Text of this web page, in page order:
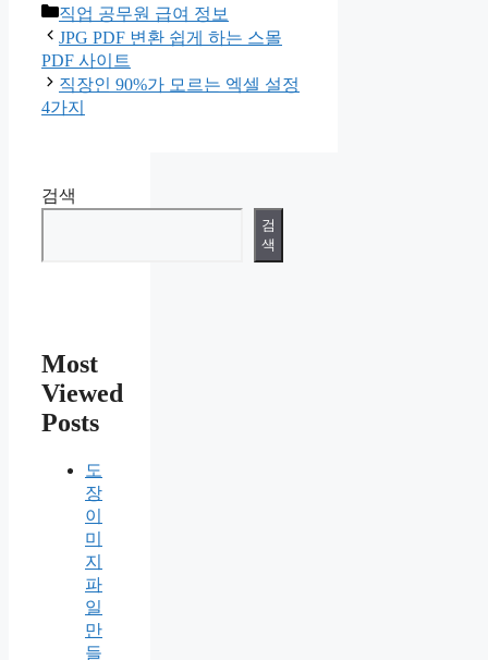
카
테
고
리
직업 공무원 급여 정보
JPG PDF 변환 쉽게 하는 스몰
PDF 사이트
직장인 90%가 모르는 엑셀 설정
4가지
검색
검
색
Most
Viewed
Posts
도
장
이
미
지
파
일
만
들